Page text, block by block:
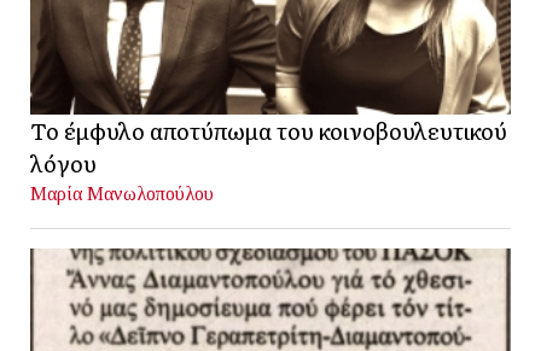
Το έμφυλο αποτύπωμα του κοινοβουλευτικού
λόγου
Μαρία Μανωλοπούλου